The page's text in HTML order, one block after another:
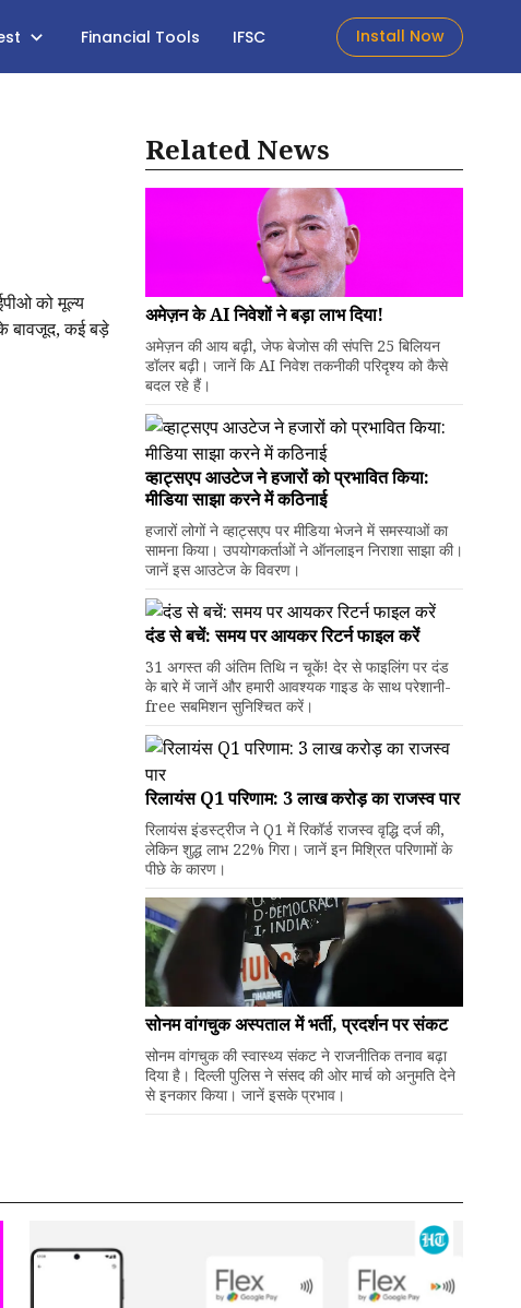
Financial Tools IFSC Install Now
को मूल्य
बावजूद, कई बड़े
Related News
अमेज़न के AI निवेशों ने बड़ा लाभ दिया!
अमेज़न की आय बढ़ी, जेफ बेजोस की संपत्ति 25 बिलियन
डॉलर बढ़ी। जानें कि AI निवेश तकनीकी परिदृश्य को कैसे
बदल रहे हैं।
व्हाट्सएप आउटेज ने हजारों को प्रभावित किया:
मीडिया साझा करने में कठिनाई
हजारों लोगों ने व्हाट्सएप पर मीडिया भेजने में समस्याओं का
सामना किया। उपयोगकर्ताओं ने ऑनलाइन निराशा साझा की।
जानें इस आउटेज के विवरण।
दंड से बचें: समय पर आयकर रिटर्न फाइल करें
31 अगस्त की अंतिम तिथि न चूकें! देर से फाइलिंग पर दंड
के बारे में जानें और हमारी आवश्यक गाइड के साथ परेशानी-
free सबमिशन सुनिश्चित करें।
रिलायंस Q1 परिणाम: ₹3 लाख करोड़ का राजस्व पार
रिलायंस इंडस्ट्रीज ने Q1 में रिकॉर्ड राजस्व वृद्धि दर्ज की,
लेकिन शुद्ध लाभ 22% गिरा। जानें इन मिश्रित परिणामों के
पीछे के कारण।
सोनम वांगचुक अस्पताल में भर्ती, प्रदर्शन पर संकट
सोनम वांगचुक की स्वास्थ्य संकट ने राजनीतिक तनाव बढ़ा
दिया है। दिल्ली पुलिस ने संसद की ओर मार्च को अनुमति देने
से इनकार किया। जानें इसके प्रभाव।